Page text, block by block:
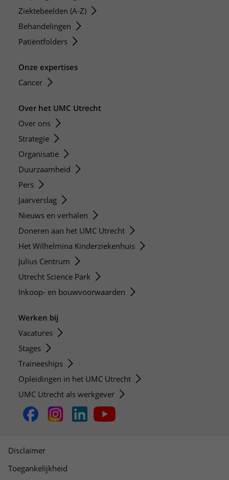
Ziektebeelden (A-Z)
Behandelingen
Patiëntfolders
Onze expertises
Cancer
Over het UMC Utrecht
Over ons
Strategie
Organisatie
Duurzaamheid
Pers
Jaarverslag
Nieuws en verhalen
Doneren aan het UMC Utrecht
Het Wilhelmina Kinderziekenhuis
Julius Centrum
Utrecht Science Park
Inkoop- en bouwvoorwaarden
Werken bij
Vacatures
Stages
Traineeships
Opleidingen in het UMC Utrecht
UMC Utrecht als werkgever
Disclaimer
Toegankelijkheid